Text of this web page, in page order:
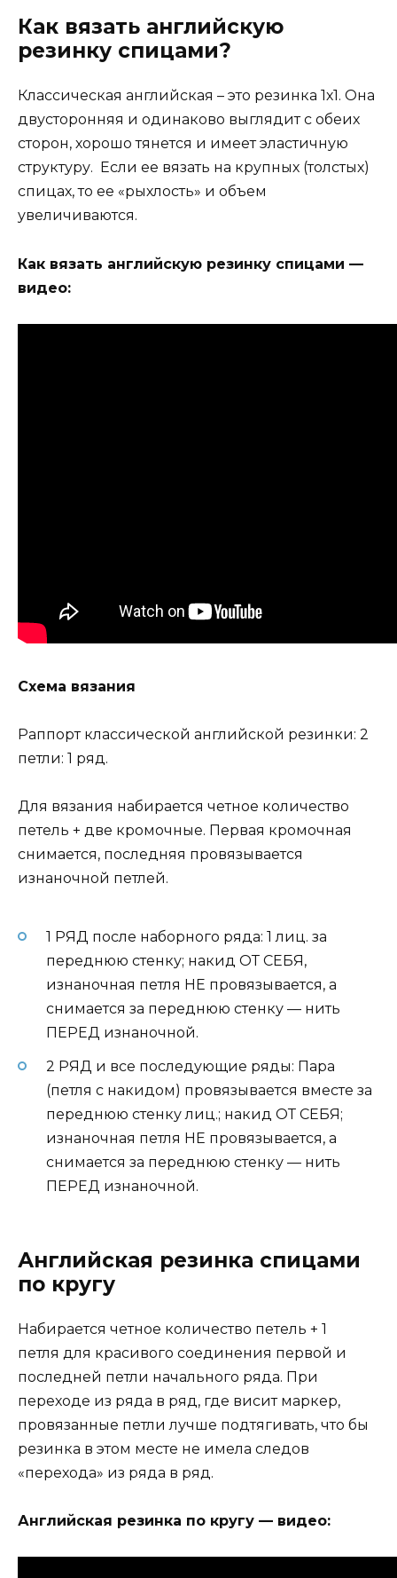
Как вязать английскую
резинку спицами?
Классическая английская – это резинка 1х1. Она
двусторонняя и одинаково выглядит с обеих
сторон, хорошо тянется и имеет эластичную
структуру. Если ее вязать на крупных (толстых)
спицах, то ее «рыхлость» и объем
увеличиваются.
Как вязать английскую резинку спицами —
видео:
Схема вязания
Раппорт классической английской резинки: 2
петли: 1 ряд.
Для вязания набирается четное количество
петель + две кромочные. Первая кромочная
снимается, последняя провязывается
изнаночной петлей.
1 РЯД после наборного ряда: 1 лиц. за
переднюю стенку; накид ОТ СЕБЯ,
изнаночная петля НЕ провязывается, а
снимается за переднюю стенку — нить
ПЕРЕД изнаночной.
2 РЯД и все последующие ряды: Пара
(петля с накидом) провязывается вместе за
переднюю стенку лиц.; накид ОТ СЕБЯ;
изнаночная петля НЕ провязывается, а
снимается за переднюю стенку — нить
ПЕРЕД изнаночной.
Английская резинка спицами
по кругу
Набирается четное количество петель + 1
петля для красивого соединения первой и
последней петли начального ряда. При
переходе из ряда в ряд, где висит маркер,
провязанные петли лучше подтягивать, что бы
резинка в этом месте не имела следов
«перехода» из ряда в ряд.
Английская резинка по кругу — видео: